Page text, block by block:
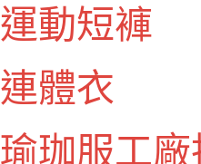
運動短褲
連體衣
瑜珈服工